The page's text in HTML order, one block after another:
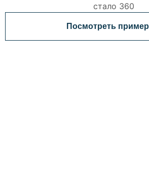
стало 360
Посмотреть пример